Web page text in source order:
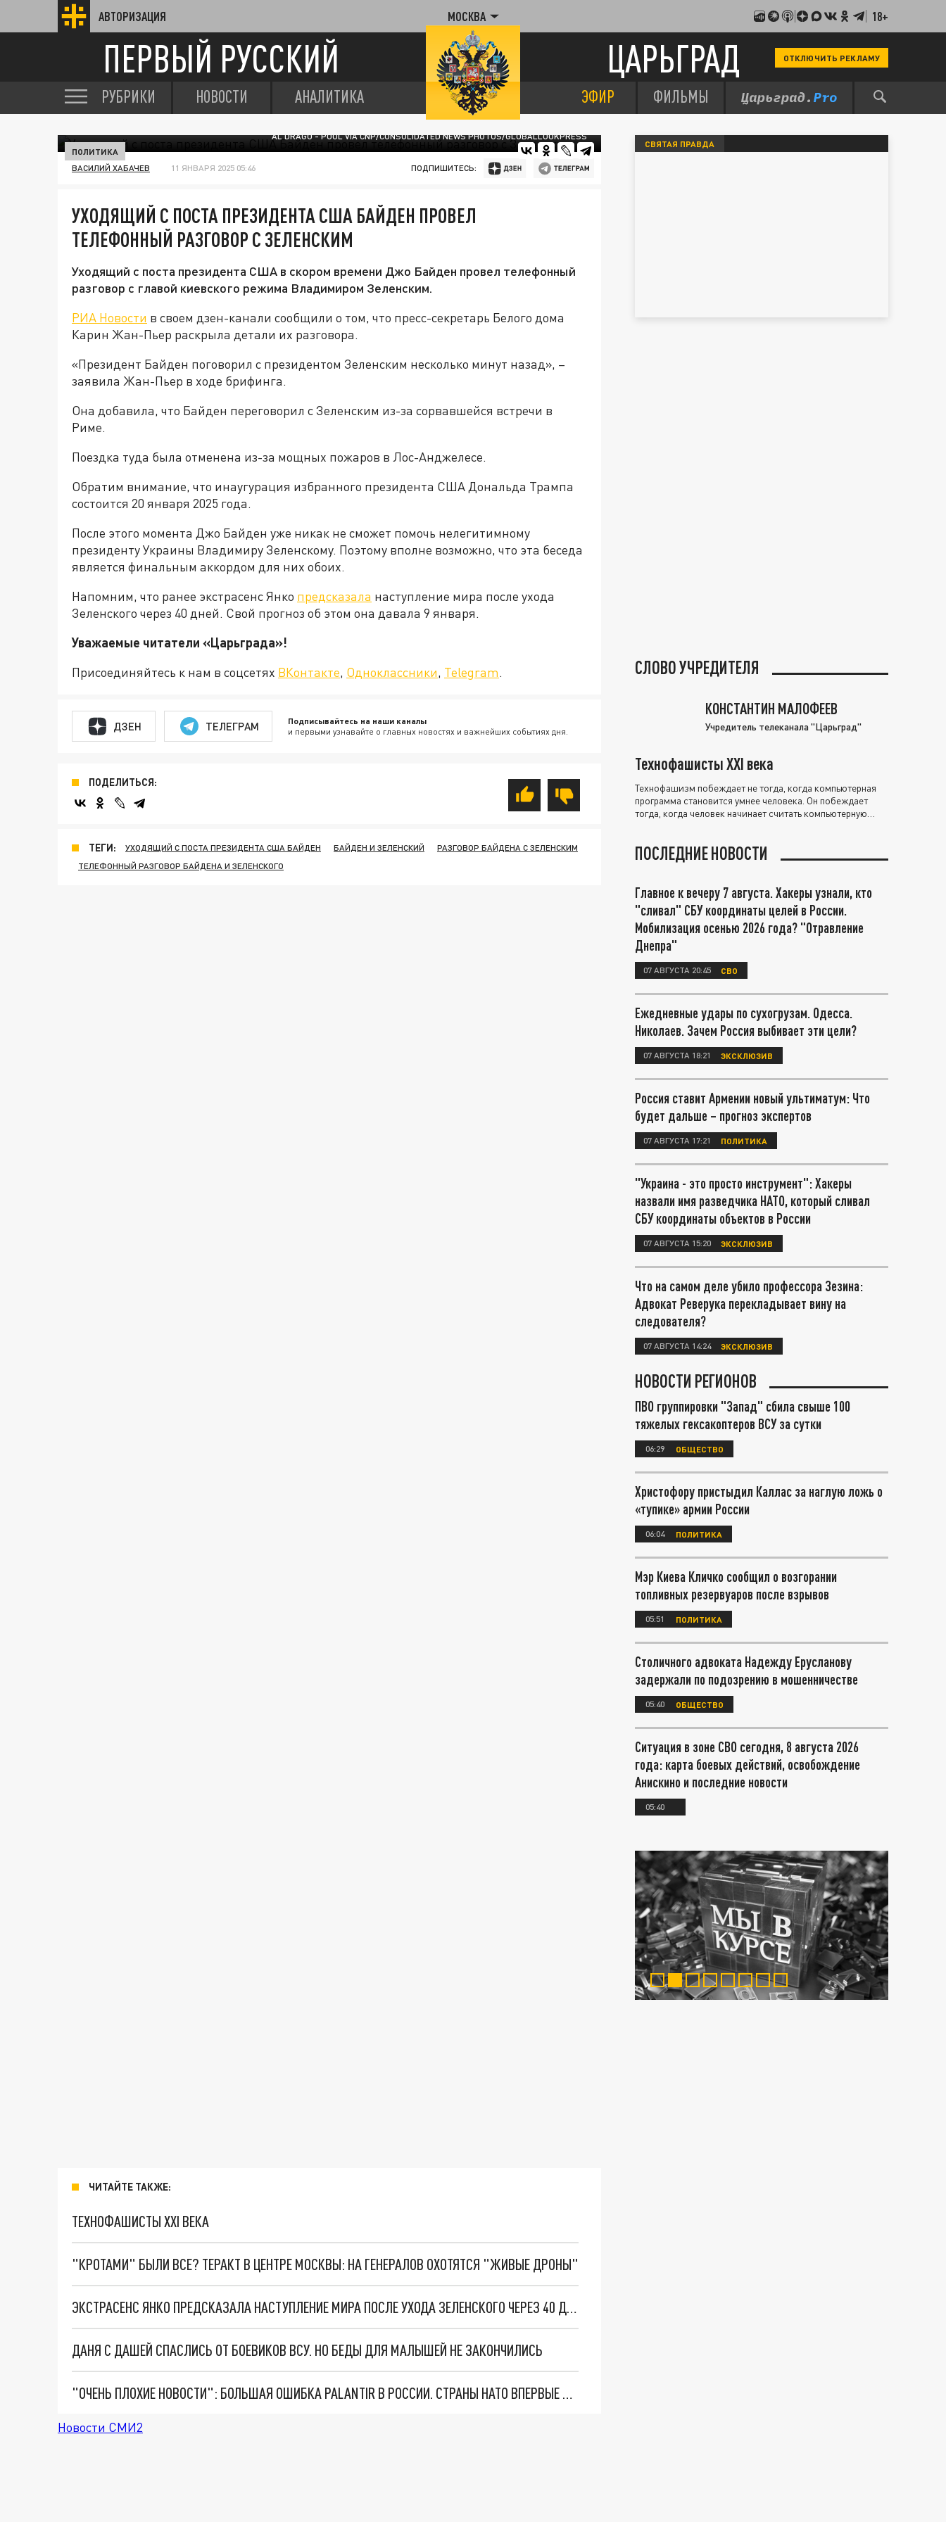
АВТОРИЗАЦИЯ МОСКВА 18+
ПЕРВЫЙ РУССКИЙ ЦАРЬГРАД ОТКЛЮЧИТЬ РЕКЛАМУ
РУБРИКИ НОВОСТИ АНАЛИТИКА ЭФИР ФИЛЬМЫ
AL DRAGO - POOL VIA CNP/CONSOLIDATED NEWS PHOTOS/GLOBALLOOKPRESS
ПОЛИТИКА
ВАСИЛИЙ ХАБАЧЕВ 11 ЯНВАРЯ 2025 05:46 ПОДПИШИТЕСЬ:
УХОДЯЩИЙ С ПОСТА ПРЕЗИДЕНТА США БАЙДЕН ПРОВЕЛ
ТЕЛЕФОННЫЙ РАЗГОВОР С ЗЕЛЕНСКИМ
Уходящий с поста президента США в скором времени Джо Байден провел телефонный
разговор с главой киевского режима Владимиром Зеленским.
РИА Новости в своем дзен-канали сообщили о том, что пресс-секретарь Белого дома
Карин Жан-Пьер раскрыла детали их разговора.
«Президент Байден поговорил с президентом Зеленским несколько минут назад», –
заявила Жан-Пьер в ходе брифинга.
Она добавила, что Байден переговорил с Зеленским из-за сорвавшейся встречи в
Риме.
Поездка туда была отменена из-за мощных пожаров в Лос-Анджелесе.
Обратим внимание, что инаугурация избранного президента США Дональда Трампа
состоится 20 января 2025 года.
После этого момента Джо Байден уже никак не сможет помочь нелегитимному
президенту Украины Владимиру Зеленскому. Поэтому вполне возможно, что эта беседа
является финальным аккордом для них обоих.
Напомним, что ранее экстрасенс Янко предсказала наступление мира после ухода
Зеленского через 40 дней. Свой прогноз об этом она давала 9 января.
Уважаемые читатели «Царьграда»!
Присоединяйтесь к нам в соцсетях ВКонтакте, Одноклассники, Telegram.
ДЗЕН ТЕЛЕГРАМ Подписывайтесь на наши каналы
и первыми узнавайте о главных новостях и важнейших событиях дня.
ПОДЕЛИТЬСЯ:
ТЕГИ: УХОДЯЩИЙ С ПОСТА ПРЕЗИДЕНТА США БАЙДЕН БАЙДЕН И ЗЕЛЕНСКИЙ
РАЗГОВОР БАЙДЕНА С ЗЕЛЕНСКИМ
ТЕЛЕФОННЫЙ РАЗГОВОР БАЙДЕНА И ЗЕЛЕНСКОГО
ЧИТАЙТЕ ТАКЖЕ:
ТЕХНОФАШИСТЫ XXI ВЕКА
"КРОТАМИ" БЫЛИ ВСЕ? ТЕРАКТ В ЦЕНТРЕ МОСКВЫ: НА ГЕНЕРАЛОВ ОХОТЯТСЯ "ЖИВЫЕ ДРОНЫ"
ЭКСТРАСЕНС ЯНКО ПРЕДСКАЗАЛА НАСТУПЛЕНИЕ МИРА ПОСЛЕ УХОДА ЗЕЛЕНСКОГО ЧЕРЕЗ 40 ДНЕЙ
ДАНЯ С ДАШЕЙ СПАСЛИСЬ ОТ БОЕВИКОВ ВСУ. НО БЕДЫ ДЛЯ МАЛЫШЕЙ НЕ ЗАКОНЧИЛИСЬ
"ОЧЕНЬ ПЛОХИЕ НОВОСТИ": БОЛЬШАЯ ОШИБКА PALANTIR В РОССИИ. СТРАНЫ НАТО ВПЕРВЫЕ ЗА СВО ОСТАНОВИЛИ ПОСТАВКИ ОРУЖИЯ. ВСУ ТЕРЯЮТ ПРИГРАНИЧЬЕ?
Новости СМИ2
СВЯТАЯ ПРАВДА
СЛОВО УЧРЕДИТЕЛЯ
КОНСТАНТИН МАЛОФЕЕВ
Учредитель телеканала "Царьград"
Технофашисты XXI века
Технофашизм побеждает не тогда, когда компьютерная
программа становится умнее человека. Он побеждает
тогда, когда человек начинает считать компьютерную
ПОСЛЕДНИЕ НОВОСТИ
Главное к вечеру 7 августа. Хакеры узнали, кто
"сливал" СБУ координаты целей в России.
Мобилизация осенью 2026 года? "Отравление
Днепра"
07 АВГУСТА 20:45 СВО
Ежедневные удары по сухогрузам. Одесса.
Николаев. Зачем Россия выбивает эти цели?
07 АВГУСТА 18:21 ЭКСКЛЮЗИВ
Россия ставит Армении новый ультиматум: Что
будет дальше – прогноз экспертов
07 АВГУСТА 17:21 ПОЛИТИКА
"Украина - это просто инструмент": Хакеры
назвали имя разведчика НАТО, который сливал
СБУ координаты объектов в России
07 АВГУСТА 15:20 ЭКСКЛЮЗИВ
Что на самом деле убило профессора Зезина:
Адвокат Реверука перекладывает вину на
следователя?
07 АВГУСТА 14:24 ЭКСКЛЮЗИВ
НОВОСТИ РЕГИОНОВ
ПВО группировки "Запад" сбила свыше 100
тяжелых гексакоптеров ВСУ за сутки
06:29 ОБЩЕСТВО
Христофору пристыдил Каллас за наглую ложь о
«тупике» армии России
06:04 ПОЛИТИКА
Мэр Киева Кличко сообщил о возгорании
топливных резервуаров после взрывов
05:51 ПОЛИТИКА
Столичного адвоката Надежду Ерусланову
задержали по подозрению в мошенничестве
05:40 ОБЩЕСТВО
Ситуация в зоне СВО сегодня, 8 августа 2026
года: карта боевых действий, освобождение
Анискино и последние новости
05:40